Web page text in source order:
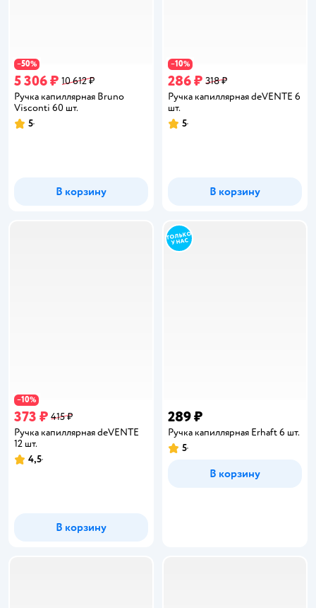
−50%
5 306 ₽ 10 612 ₽
Ручка капиллярная Bruno
Visconti 60 шт.
Рейтинг:
5
В корзину
−10%
286 ₽ 318 ₽
Ручка капиллярная deVENTE 6
шт.
Рейтинг:
5
В корзину
−10%
373 ₽ 415 ₽
Ручка капиллярная deVENTE
12 шт.
Рейтинг:
4,5
В корзину
289 ₽
Ручка капиллярная Erhaft 6 шт.
Рейтинг:
5
В корзину